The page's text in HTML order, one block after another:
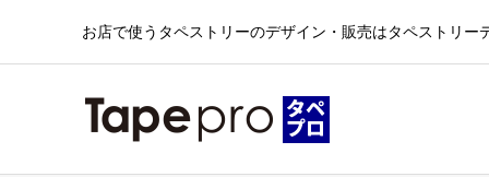
お店で使うタペストリーのデザイン・販売はタペストリー